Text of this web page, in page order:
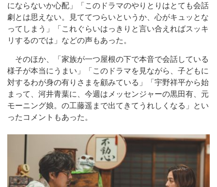
にならないか心配」「このドラマのやりとりはとても会話
劇とは思えない。見ててつらいというか、心がキュッとな
ってしまう」「これぐらいはっきりと言い合えればスッキ
リするのでは」などの声もあった。
そのほか、「家族が一つ屋根の下で本音で会話している
様子が本当にうまい」「このドラマを見ながら、子どもに
対するわが身の有りさまを顧みている」「宇野祥平から始
まって、河井青葉に、今週はメッセンジャーの黒田有、元
モーニング娘。の工藤遥まで出てきてうれしくなる」とい
ったコメントもあった。